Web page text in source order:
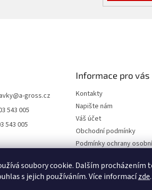
soubory cookie. Dalším procházením
s jejich používáním. Více informacízde.
@a-gross.cz
543 005
543 005
Informace pro vás
Kontakty
Napište nám
Váš účet
Obchodní podmínky
Podmínky ochrany
Reklamace